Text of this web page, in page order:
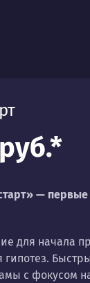
—
для начала
гипотез.
с фокусом